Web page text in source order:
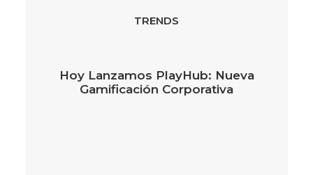
TRENDS
Hoy Lanzamos PlayHub: Nueva
Gamificación Corporativa